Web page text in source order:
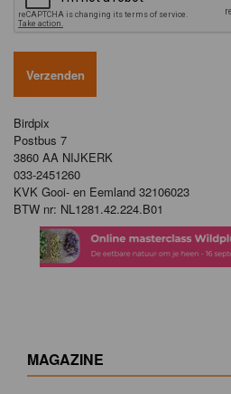
Birdpix
Postbus 7
3860 AA NIJKERK
033-2451260
KVK Gooi- en Eemland 32106023
BTW nr: NL1281.42.224.B01
MAGAZINE